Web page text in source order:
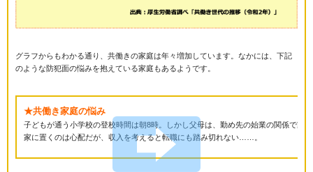
グラフからもわかる通り、共働きの家庭は年々増加しています。なかには、下記
のような防犯面の悩みを抱えている家庭もあるようです。
★共働き家庭の悩み
子どもが通う小学校の登校時間は朝8時。しかし父母は、勤め先の始業の関係で家
家に置くのは心配だが、収入を考えると転職にも踏み切れない……。